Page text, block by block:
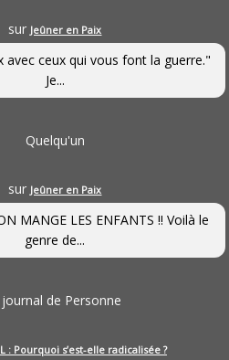
sur Jeûner en Paix
avec ceux qui vous font la guerre."
Je...
Quelqu'un
sur Jeûner en Paix
MANGE LES ENFANTS !! Voilà le
genre de...
de Personne
: Pourquoi s’est-elle radicalisée ?